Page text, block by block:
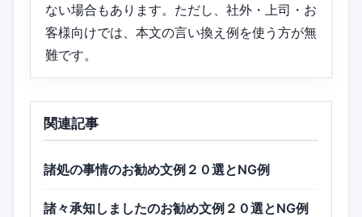
ない場合もあります。ただし、社外・上司・お
客様向けでは、本文の言い換え例を使う方が無
難です。
関連記事
諸処の事情のお勧め文例２０選とNG例
諸々承知しましたのお勧め文例２０選とNG例